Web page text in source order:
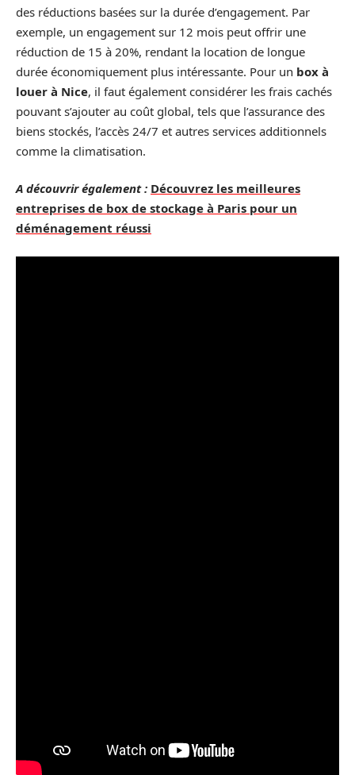
des réductions basées sur la durée d’engagement. Par
exemple, un engagement sur 12 mois peut offrir une
réduction de 15 à 20%, rendant la location de longue
durée économiquement plus intéressante. Pour un box à
louer à Nice, il faut également considérer les frais cachés
pouvant s’ajouter au coût global, tels que l’assurance des
biens stockés, l’accès 24/7 et autres services additionnels
comme la climatisation.
A découvrir également : Découvrez les meilleures
entreprises de box de stockage à Paris pour un
déménagement réussi